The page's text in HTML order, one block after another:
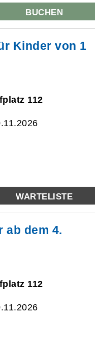
BUCHEN
Kinder von 1
112
WARTELISTE
ab dem 4.
112